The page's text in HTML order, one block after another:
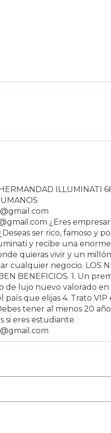
ILLUMINATI
¿Eres
ser rico, famoso y
y recibe una
quieras vivir y un
cualquier negocio. LOS
BENEFICIOS. 1. Un
de lujo nuevo valorado en
país que elijas 4. Trato VIP
tener al menos 20
si eres estudiante.